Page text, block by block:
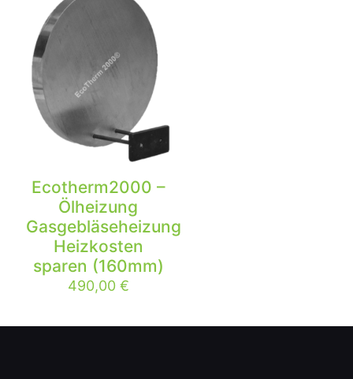
Ecotherm2000 –
Ölheizung
Gasgebläseheizung
Heizkosten
sparen (160mm)
490,00 €